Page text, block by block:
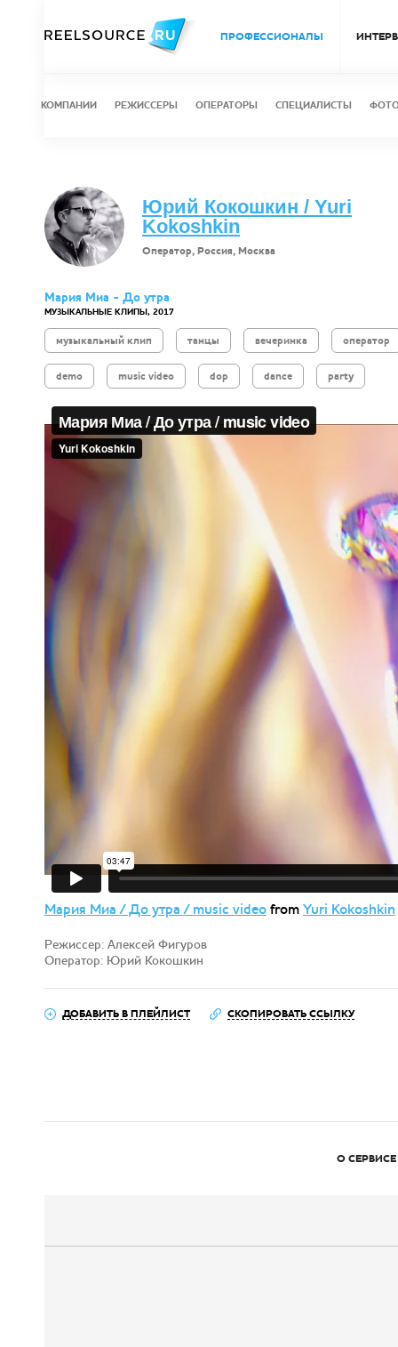
ПРОФЕССИОНАЛЫ
КОМПАНИИ РЕЖИССЕРЫ ОПЕРАТОРЫ СПЕЦИАЛИСТЫ
Юрий Кокошкин / Yuri
Kokoshkin
Оператор, Россия, Москва
Мария Миа - До утра
МУЗЫКАЛЬНЫЕ КЛИПЫ, 2017
музыкальный клип танцы вечеринка оператор
demo music video dop dance party
Мария Миа / До утра / music videofromYuri Kokoshkin
Режиссер: Алексей Фигуров
Оператор: Юрий Кокошкин
ДОБАВИТЬ В ПЛЕЙЛИСТ СКОПИРОВАТЬ ССЫЛКУ
О СЕРВИСЕ